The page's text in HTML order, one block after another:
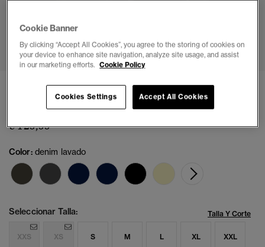
Chaqueta Acolchada Deportiva con Capucha
€ 129,99
Color: denim lavado
Seleccionar Talla: Talla Y Corte
XXS XS S M L XL XXL
Cookie Banner
By clicking “Accept All Cookies”, you agree to the storing of cookies on
your device to enhance site navigation, analyze site usage, and assist
in our marketing efforts. Cookie Policy
Accept All Cookies
Cookies Settings